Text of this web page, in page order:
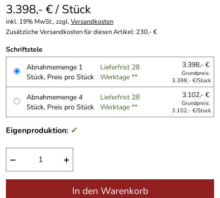
3.398,- € / Stück
inkl. 19% MwSt., zzgl.Versandkosten
Zusätzliche Versandkosten für diesen Artikel: 230,- €
Schriftstele
Abnahmemenge 1
Stück, Preis pro Stück
Lieferfrist 28
Werktage **
3.398,- €
Grundpreis:
3.398,- €/Stück
Abnahmemenge 4
Stück, Preis pro Stück
Lieferfrist 28
Werktage **
3.102,- €
Grundpreis:
3.102,- €/Stück
Eigenproduktion: ✓
− +
In den Warenkorb